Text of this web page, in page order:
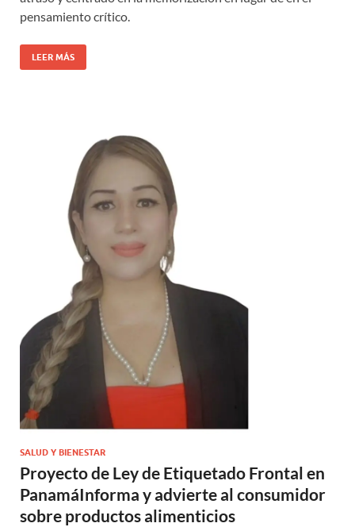
pensamiento crítico.
LEER MÁS
SALUD Y BIENESTAR
Proyecto de Ley de Etiquetado Frontal en
PanamáInforma y advierte al consumidor
sobre productos alimenticios